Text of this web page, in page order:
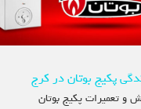
پکیج بوتان در کرج
و تعمیرات پکیج بوتان